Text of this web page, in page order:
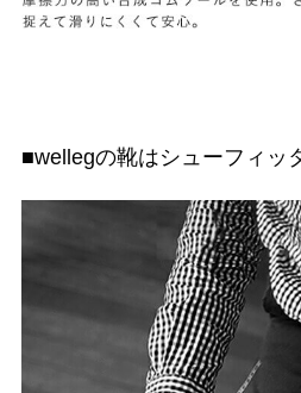
■wellegの靴はシューフィッ